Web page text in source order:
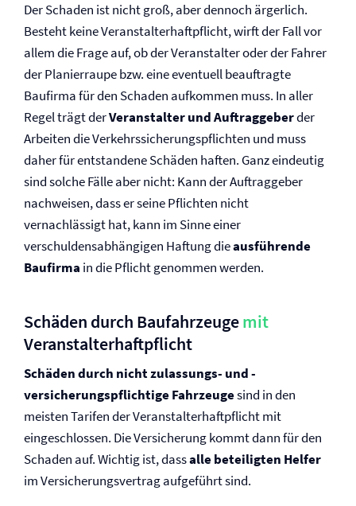
Der Schaden ist nicht groß, aber dennoch ärgerlich.
Besteht keine Veranstalter­haftpflicht, wirft der Fall vor
allem die Frage auf, ob der Veranstalter oder der Fahrer
der Planierraupe bzw. eine eventuell beauftragte
Baufirma für den Schaden aufkommen muss. In aller
Regel trägt derVeranstalter und Auftraggeberder
Arbeiten die Verkehrssicherungs­pflichten und muss
daher für entstandene Schäden haften. Ganz eindeutig
sind solche Fälle aber nicht: Kann der Auftraggeber
nachweisen, dass er seine Pflichten nicht
vernachlässigt hat, kann im Sinne einer
verschuldensabhängigen Haftung dieausführende
Baufirma in die Pflicht genommen werden.
Schäden durch Baufahrzeugemit
Veranstalter­haftpflicht
Schäden durch nicht zulassungs- und ­
versicherungspflichtige Fahrzeugesind in den
meisten Tarifen der Veranstalter­haftpflicht mit
eingeschlossen. Die Versicherung kommt dann für den
Schaden auf. Wichtig ist, dassalle beteiligten Helfer
im Versicherungsvertrag aufgeführt sind.